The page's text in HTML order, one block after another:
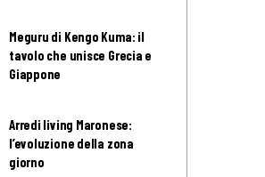
Meguru di Kengo Kuma: il
tavolo che unisce Grecia e
Giappone
Arredi living Maronese:
l’evoluzione della zona
giorno